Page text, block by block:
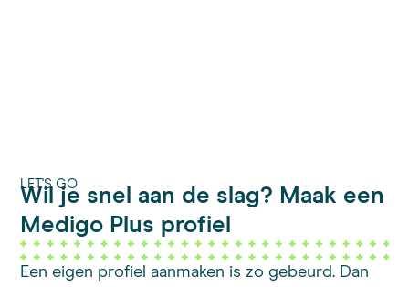
LET'S GO
Wil je snel aan de slag? Maak een
Medigo Plus profiel
Een eigen profiel aanmaken is zo gebeurd. Dan